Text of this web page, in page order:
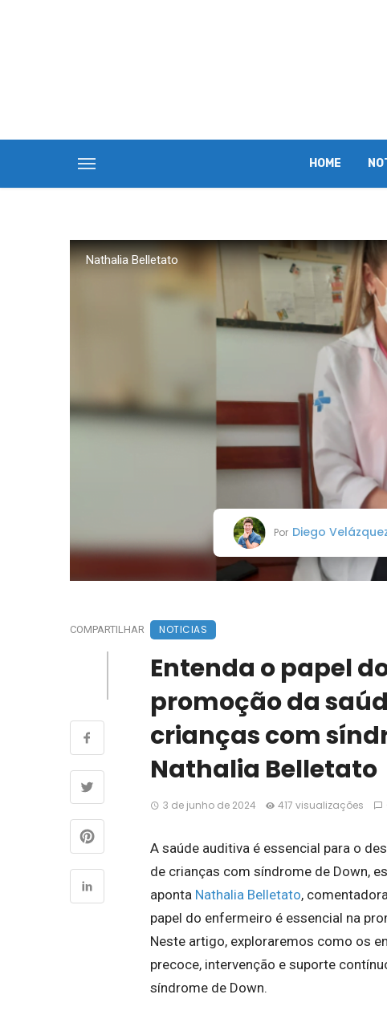
HOME
Nathalia Belletato
Por Diego
COMPARTILHAR NOTICIAS
Entenda o papel
promoção da
crianças com
Nathalia Belletato
3 de junho de 2024 417 visualizações
A saúde auditiva é essencial para o
de crianças com síndrome de Down,
aponta Nathalia Belletato,
papel do enfermeiro é essencial na
Neste artigo, exploraremos como os
precoce, intervenção e suporte
síndrome de Down.